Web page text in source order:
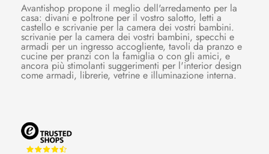
Avantishop propone il meglio dell'arredamento per la
casa: divani e poltrone per il vostro salotto, letti a
castello e scrivanie per la camera dei vostri bambini.
scrivanie per la camera dei vostri bambini, specchi e
armadi per un ingresso accogliente, tavoli da pranzo e
cucine per pranzi con la famiglia o con gli amici, e
ancora più stimolanti suggerimenti per l'interior design
come armadi, librerie, vetrine e illuminazione interna.